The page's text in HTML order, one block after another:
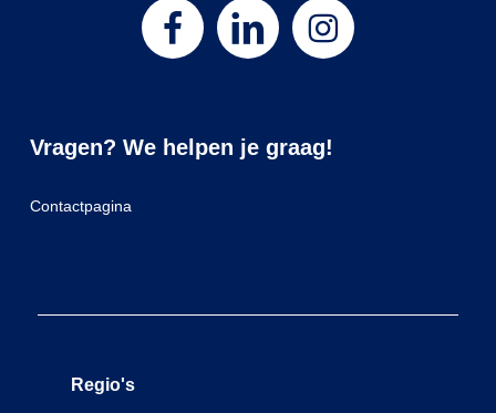
Vragen? We helpen je graag!
Contactpagina
Regio's